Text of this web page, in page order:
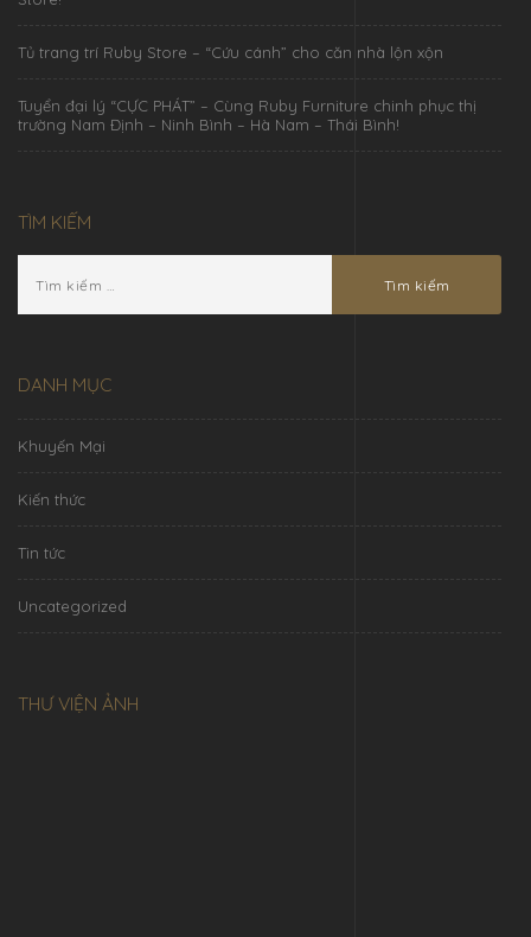
Tủ trang trí Ruby Store – “Cứu cánh” cho căn nhà lộn xộn
Tuyển đại lý “CỰC PHÁT” – Cùng Ruby Furniture chinh phục thị
trường Nam Định – Ninh Bình – Hà Nam – Thái Bình!
TÌM KIẾM
DANH MỤC
Khuyến Mại
Kiến thức
Tin tức
Uncategorized
THƯ VIỆN ẢNH